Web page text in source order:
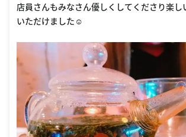
店員さんもみなさん優しくしてくださり楽し
いただけました☺︎